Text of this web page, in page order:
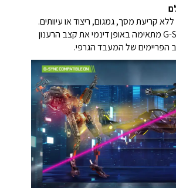
קריעת מסך, גמגום, ריצוד או עיוותים.
התאימות ל-G-SYNC מתאימה באופן דינמי את קצב הרענון
הפריימים של המעבד הגרפי.